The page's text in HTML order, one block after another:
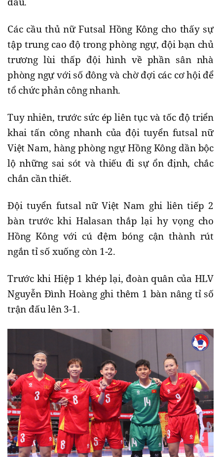
Các cầu thủ nữ Futsal Hồng Kông cho thấy sự
tập trung cao độ trong phòng ngự, đội bạn chủ
trương lùi thấp đội hình về phần sân nhà
phòng ngự với số đông và chờ đợi các cơ hội để
tổ chức phản công nhanh.
Tuy nhiên, trước sức ép liên tục và tốc độ triển
khai tấn công nhanh của đội tuyển futsal nữ
Việt Nam, hàng phòng ngự Hồng Kông dần bộc
lộ những sai sót và thiếu đi sự ổn định, chắc
chắn cần thiết.
Đội tuyển futsal nữ Việt Nam ghi liên tiếp 2
bàn trước khi Halasan thắp lại hy vọng cho
Hồng Kông với cú đệm bóng cận thành rút
ngắn tỉ số xuống còn 1-2.
Trước khi Hiệp 1 khép lại, đoàn quân của HLV
Nguyễn Đình Hoàng ghi thêm 1 bàn nâng tỉ số
trận đấu lên 3-1.